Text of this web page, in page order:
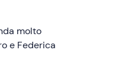
molto
e Federica